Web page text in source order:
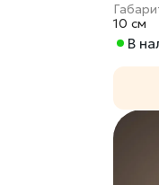
10 cм
В